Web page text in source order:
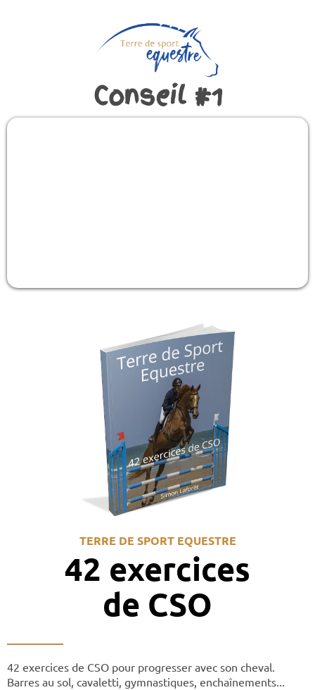
Conseil #1
TERRE DE SPORT EQUESTRE
42 exercices
de CSO
42 exercices de CSO pour progresser avec son cheval.
Barres au sol, cavaletti, gymnastiques, enchaînements...